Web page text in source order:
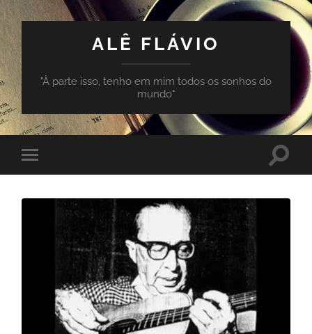
ALÊ FLÁVIO
"À parte isso, tenho em mim todos os sonhos do
mundo"
Toggle
mobile
Toggle